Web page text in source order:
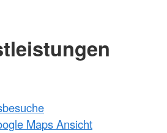
Maps Ansicht